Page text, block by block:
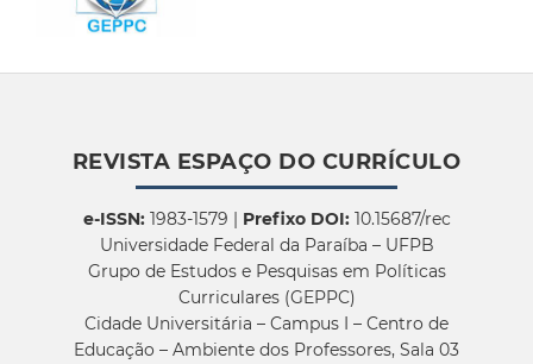
REVISTA ESPAÇO DO CURRÍCULO
e-ISSN:1983-1579 | Prefixo DOI:10.15687/rec
Universidade Federal da Paraíba – UFPB
Grupo de Estudos e Pesquisas em Políticas
Curriculares (GEPPC)
Cidade Universitária – Campus I – Centro de
Educação – Ambiente dos Professores, Sala 03